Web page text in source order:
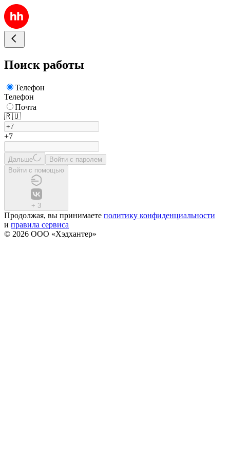
Поиск работы
Телефон
Телефон
Почта
🇷🇺
+7
Дальше
Войти с паролем
Войти с помощью
+ 3
Продолжая, вы принимаете политику конфиденциальности
и правила сервиса
© 2026 ООО «Хэдхантер»